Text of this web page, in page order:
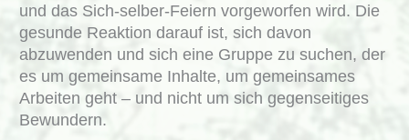
und das Sich-selber-Feiern vorgeworfen wird. Die
gesunde Reaktion darauf ist, sich davon
abzuwenden und sich eine Gruppe zu suchen, der
es um gemeinsame Inhalte, um gemeinsames
Arbeiten geht – und nicht um sich gegenseitiges
Bewundern.